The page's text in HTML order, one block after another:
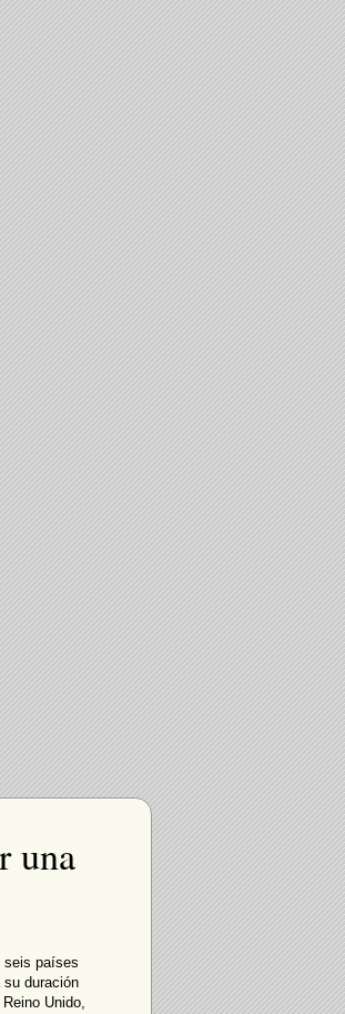
una
seis países
su duración
Unido,